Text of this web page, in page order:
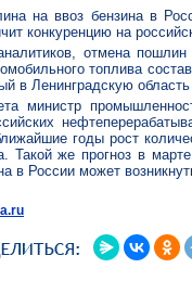
на ввоз бензина в
конкуренцию на
отмена
топлива
в Ленинградскую
министр
годы рост
Такой же прогноз в
в России может